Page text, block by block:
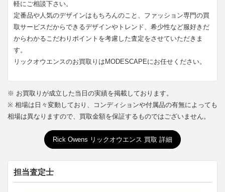
軽にご相談下さい。
定番品や人気のデザインはもちろんのこと、ファッション専門の買
取サービスだからできるデザインやトレンド、希少性など服好きだ
からわかるこだわりポイントを考慮した査定をさせていただきま
す。
リックオウエンスのお買取りはMODESCAPEにお任せください。
※ お買取りが成立した当日の実績を掲載しております。
※ 相場は日々変動しており、コンディションや付属品の有無によっても
相場は異なりますので、買取金額を保証するものではございません。
Rick Owens リックオウエンス 買取 詳細
担当査定士